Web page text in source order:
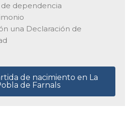
dependencia
una Declaración de
de nacimiento en La
de Farnals